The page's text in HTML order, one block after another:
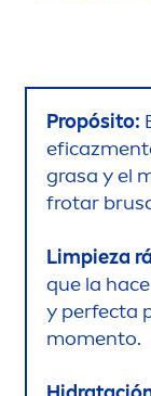
Propósito:
eficazmen
grasa y el
frotar
Limpieza
que la
y perfecta
momento.